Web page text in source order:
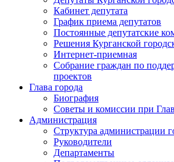
Кабинет депутата
График приема депутатов
Постоянные депутатские
Решения Курганской
Интернет-приемная
Собрание граждан по
проектов
Глава города
Биография
Советы и комиссии при
Администрация
Структура администрации
Руководители
Департаменты